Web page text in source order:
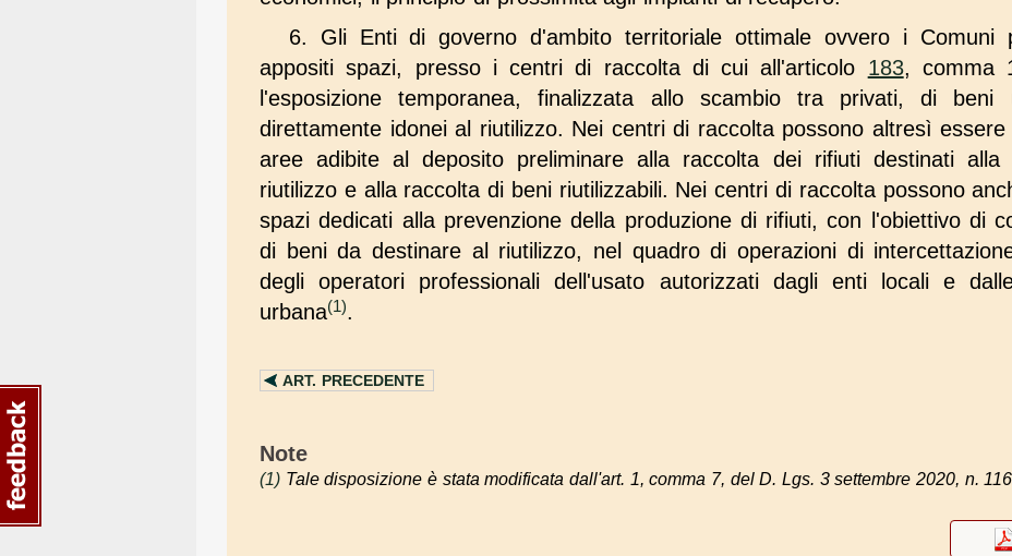
6. Gli Enti di governo d'ambito territoriale ottimale ovvero i Comuni
appositi spazi, presso i centri di raccolta di cui all'articolo 183, comma
l'esposizione temporanea, finalizzata allo scambio tra privati, di beni
direttamente idonei al riutilizzo. Nei centri di raccolta possono altresì essere
aree adibite al deposito preliminare alla raccolta dei rifiuti destinati alla
riutilizzo e alla raccolta di beni riutilizzabili. Nei centri di raccolta possono
spazi dedicati alla prevenzione della produzione di rifiuti, con l'obiettivo di
di beni da destinare al riutilizzo, nel quadro di operazioni di
degli operatori professionali dell'usato autorizzati dagli enti locali e
urbana(1).
ART. PRECEDENTE
Note
(1) Tale disposizione è stata modificata dall'art. 1, comma 7, del D. Lgs. 3 settembre 2020, n.